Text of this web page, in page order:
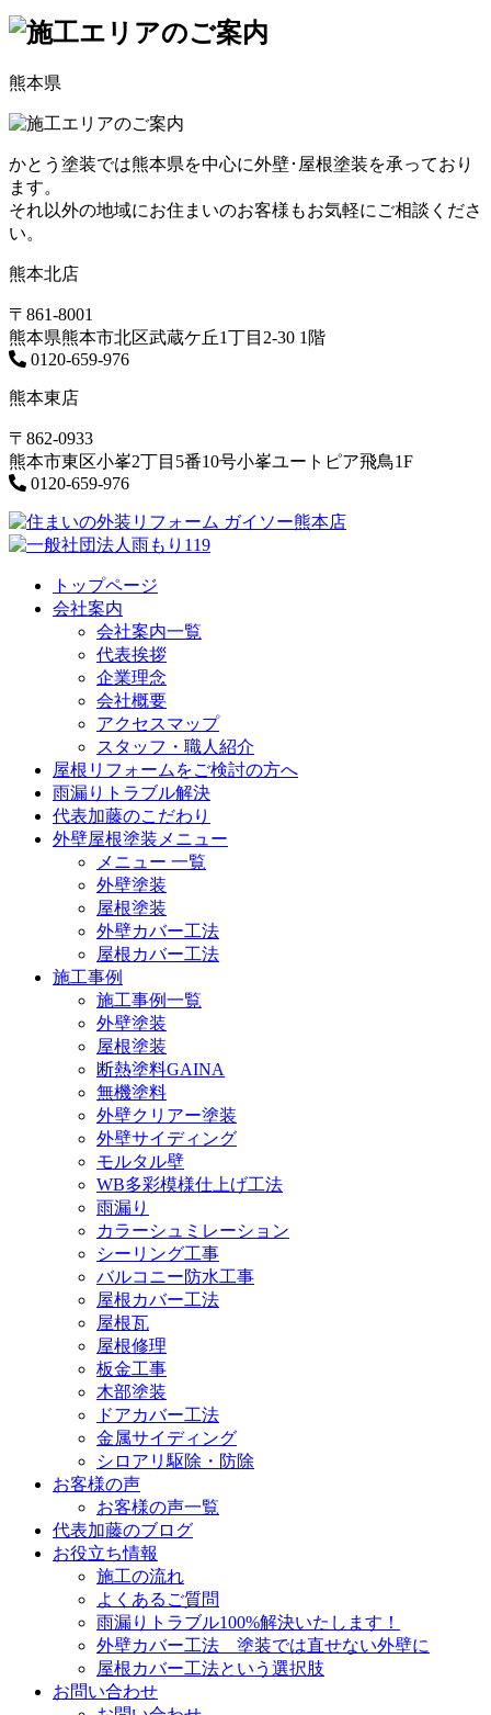
熊本県
かとう塗装では熊本県を中心に外壁･屋根塗装を承っており
ます。
それ以外の地域にお住まいのお客様もお気軽にご相談くださ
い。
熊本北店
〒861-8001
熊本県熊本市北区武蔵ケ丘1丁目2-30 1階
0120-659-976
熊本東店
〒862-0933
熊本市東区小峯2丁目5番10号小峯ユートピア飛鳥1F
0120-659-976
トップページ
会社案内
会社案内一覧
代表挨拶
企業理念
会社概要
アクセスマップ
スタッフ・職人紹介
屋根リフォームをご検討の方へ
雨漏りトラブル解決
代表加藤のこだわり
外壁屋根塗装メニュー
メニュー 一覧
外壁塗装
屋根塗装
外壁カバー工法
屋根カバー工法
施工事例
施工事例一覧
外壁塗装
屋根塗装
断熱塗料GAINA
無機塗料
外壁クリアー塗装
外壁サイディング
モルタル壁
WB多彩模様仕上げ工法
雨漏り
カラーシュミレーション
シーリング工事
バルコニー防水工事
屋根カバー工法
屋根瓦
屋根修理
板金工事
木部塗装
ドアカバー工法
金属サイディング
シロアリ駆除・防除
お客様の声
お客様の声一覧
代表加藤のブログ
お役立ち情報
施工の流れ
よくあるご質問
雨漏りトラブル100%解決いたします！
外壁カバー工法 塗装では直せない外壁に
屋根カバー工法という選択肢
お問い合わせ